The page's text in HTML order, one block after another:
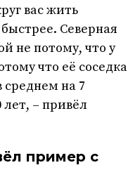
вас жить
Северная
не потому, что у
что её соседка
на 7
лет, – привёл
пример с